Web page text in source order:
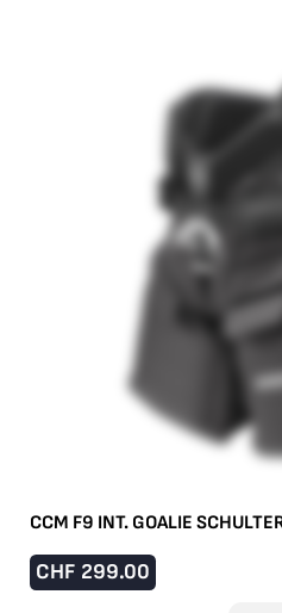
CCM F9 INT. GOALIE
CHF 299.00